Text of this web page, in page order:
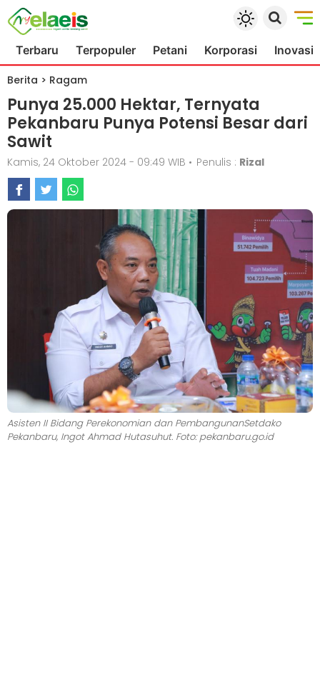
Terbaru Terpopuler Petani Korporasi Inovasi
Berita > Ragam
Punya 25.000 Hektar, Ternyata
Pekanbaru Punya Potensi Besar dari
Sawit
Kamis, 24 Oktober 2024 - 09:49 WIB • Penulis : Rizal
Asisten II Bidang Perekonomian dan PembangunanSetdako
Pekanbaru, Ingot Ahmad Hutasuhut. Foto: pekanbaru.go.id